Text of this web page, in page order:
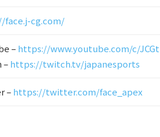
face.j-cg.com/
–https://www.youtube.com/c/
–https://twitch.tv/japanesports
–https://twitter.com/face_apex